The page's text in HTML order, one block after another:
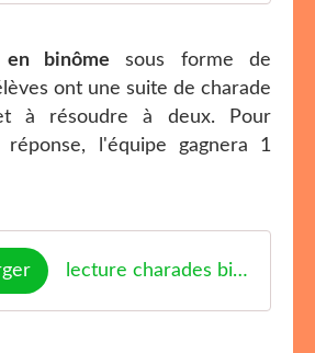
en binôme sous forme de
ont une suite de charade
à résoudre à deux. Pour
réponse, l'équipe gagnera 1
lecture charades binomes